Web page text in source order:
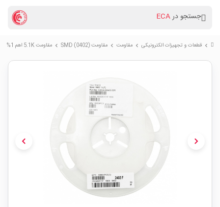
جستجو درECA
chevron_right قطعات و تجهیزات الکترونیکی chevron_right مقاومت chevron_right مقاومت (SMD (0402 chevron_right مقاومت 5.1K اهم 1% پکیج SMD 0402 رول10000 تایی
chevron_left chevron_right